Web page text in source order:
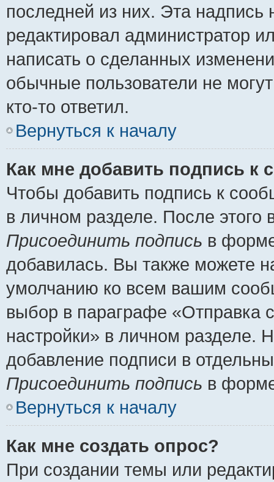
последней из них. Эта
редактировал администратор
написать о сделанных
обычные пользователи не
кто-то ответил.
Вернуться к началу
Как мне добавить подпись к
Чтобы добавить подпись к
в личном разделе. После
Присоединить подпись в
добавилась. Вы также можете
умолчанию ко всем вашим
выбор в параграфе «Отправка
настройки» в личном разделе.
добавление подписи в
Присоединить подпись в
Вернуться к началу
Как мне создать опрос?
При создании темы или